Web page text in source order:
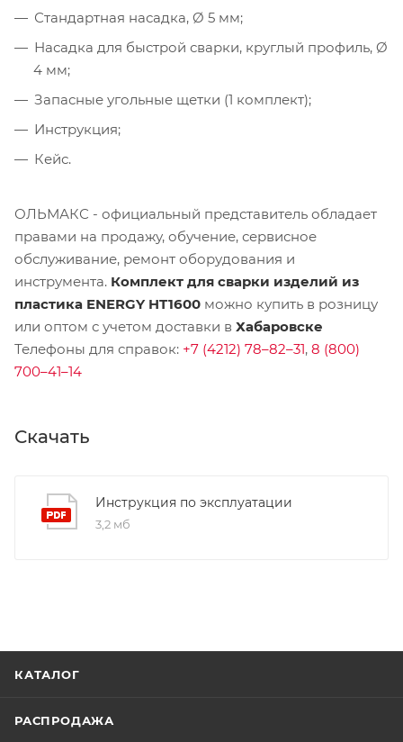
Стандартная насадка, Ø 5 мм;
Насадка для быстрой сварки, круглый профиль, Ø
4 мм;
Запасные угольные щетки (1 комплект);
Инструкция;
Кейс.
ОЛЬМАКС - официальный представитель обладает
правами на продажу, обучение, сервисное
обслуживание, ремонт оборудования и
инструмента. Комплект для сварки изделий из
пластика ENERGY HT1600 можно купить в розницу
или оптом с учетом доставки в Хабаровске
Телефоны для справок: +7 (4212) 78–82–31, 8 (800)
700–41–14
Скачать
Инструкция по эксплуатации
3,2 мб
КАТАЛОГ
РАСПРОДАЖА